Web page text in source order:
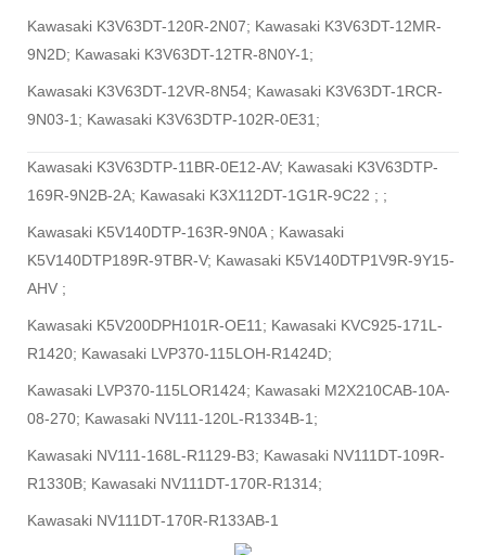
Kawasaki K3V63DT-120R-2N07; Kawasaki K3V63DT-12MR-
9N2D; Kawasaki K3V63DT-12TR-8N0Y-1;
Kawasaki K3V63DT-12VR-8N54; Kawasaki K3V63DT-1RCR-
9N03-1; Kawasaki K3V63DTP-102R-0E31;
Kawasaki K3V63DTP-11BR-0E12-AV; Kawasaki K3V63DTP-
169R-9N2B-2A; Kawasaki K3X112DT-1G1R-9C22 ; ;
Kawasaki K5V140DTP-163R-9N0A ; Kawasaki
K5V140DTP189R-9TBR-V; Kawasaki K5V140DTP1V9R-9Y15-
AHV ;
Kawasaki K5V200DPH101R-OE11; Kawasaki KVC925-171L-
R1420; Kawasaki LVP370-115LOH-R1424D;
Kawasaki LVP370-115LOR1424; Kawasaki M2X210CAB-10A-
08-270; Kawasaki NV111-120L-R1334B-1;
Kawasaki NV111-168L-R1129-B3; Kawasaki NV111DT-109R-
R1330B; Kawasaki NV111DT-170R-R1314;
Kawasaki NV111DT-170R-R133AB-1